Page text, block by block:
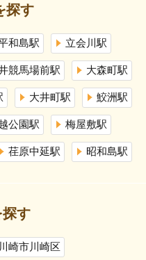
探す
和島駅 立会川駅
競馬場前駅 大森町駅
大井町駅 鮫洲駅
公園駅 梅屋敷駅
荏原中延駅 昭和島駅
す
川崎市川崎区